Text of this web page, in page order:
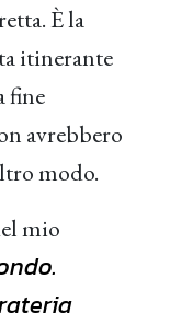
È la
itinerante
fine
avrebbero
modo.
mio